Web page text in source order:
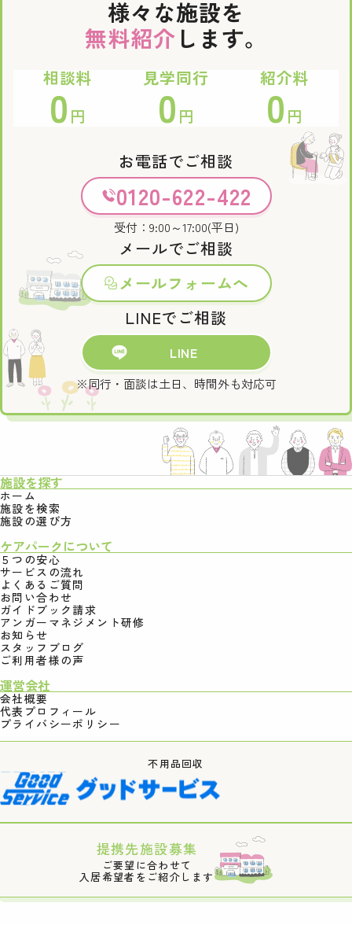
様々な施設を
無料紹介 します。
相談料
0 円
見学同行
0 円
紹介料
0 円
お電話でご相談
0120-622-422
受付：9:00～17:00(平日)
メールでご相談
メールフォームへ
LINEでご相談
LINE
※同行・面談は土日、時間外も対応可
施設を探す
ホーム
施設を検索
施設の選び方
ケアパークについて
５つの安心
サービスの流れ
よくあるご質問
お問い合わせ
ガイドブック請求
アンガーマネジメント研修
お知らせ
スタッフブログ
ご利用者様の声
運営会社
会社概要
代表プロフィール
プライバシーポリシー
不用品回収
提携先施設募集
ご要望に合わせて
入居希望者をご紹介します